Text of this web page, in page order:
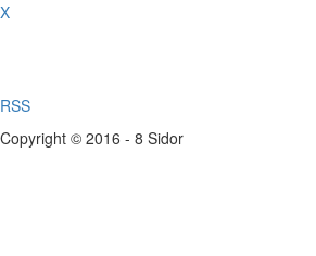
X
RSS
Copyright © 2016 - 8 Sidor